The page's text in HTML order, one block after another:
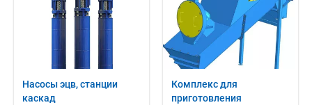
Насосы эцв, станции
каскад
Комплекс для
приготовления